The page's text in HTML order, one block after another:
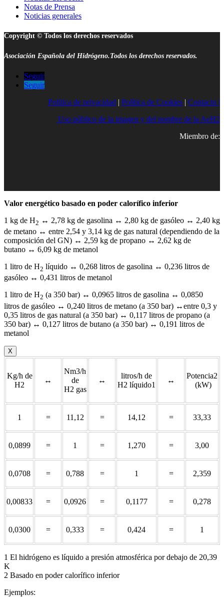
Notas de Prensa
Noticias generales
Copyright © Todos los derechos reservados
Asociación Española del Hidrógeno.Todos los derechos reservados.
Seguir
Seguir
Política de privacidad | Política de Cookies | Contacto |
Uso público de la imagen y del nombre de la AeH2
Miembro de:
Valor energético basado en poder calorífico inferior
1 kg de H2 ↔ 2,78 kg de gasolina ↔ 2,80 kg de gasóleo ↔ 2,40 kg
de metano ↔ entre 2,54 y 3,14 kg de gas natural (dependiendo de la
composición del GN) ↔ 2,59 kg de propano ↔ 2,62 kg de
butano ↔ 6,09 kg de metanol
1 litro de H2 líquido ↔ 0,268 litros de gasolina ↔ 0,236 litros de
gasóleo ↔ 0,431 litros de metanol
1 litro de H2 (a 350 bar) ↔ 0,0965 litros de gasolina ↔ 0,0850
litros de gasóleo ↔ 0,240 litros de metano (a 350 bar) ↔entre 0,3 y
0,35 litros de gas natural (a 350 bar) ↔ 0,117 litros de propano (a
350 bar) ↔ 0,127 litros de butano (a 350 bar) ↔ 0,191 litros de
metanol
X
Kg/h de
H2
↔
Nm3/h
de
H2 gas
↔
litros/h de
H2 líquido1
↔
Potencia2
(kW)
1 = 11,12 = 14,12 = 33,33
0,0899 = 1 = 1,270 = 3,00
0,0708 = 0,788 = 1 = 2,359
0,00833 = 0,0926 = 0,1177 = 0,278
0,0300 = 0,333 = 0,424 = 1
1 El hidrógeno es líquido a presión atmosférica por debajo de 20,39
K
2 Basado en poder calorífico inferior
Ejemplos: